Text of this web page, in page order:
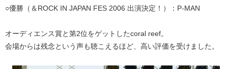
○優勝（＆ROCK IN JAPAN FES 2006 出演決定！）：P-MAN
オーディエンス賞と第2位をゲットしたcoral reef。
会場からは残念という声も聴こえるほど、高い評価を受けました。